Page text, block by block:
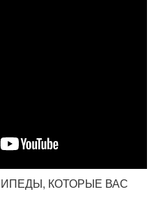
КОТОРЫЕ ВАС